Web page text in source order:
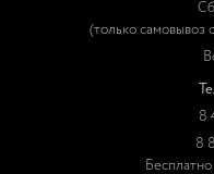
(только самовывоз
8
8